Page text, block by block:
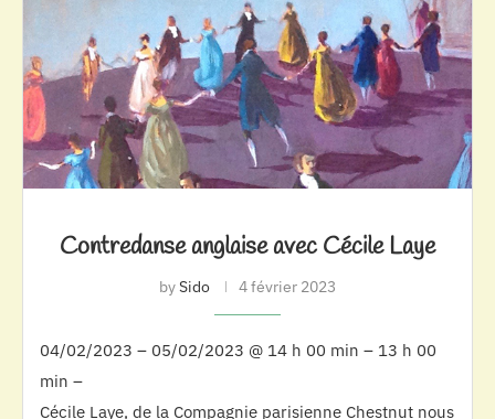
Contredanse anglaise avec Cécile Laye
bySido 4 février 2023
04/02/2023 – 05/02/2023 @ 14 h 00 min – 13 h 00
min –
Cécile Laye, de la Compagnie parisienne Chestnut nous